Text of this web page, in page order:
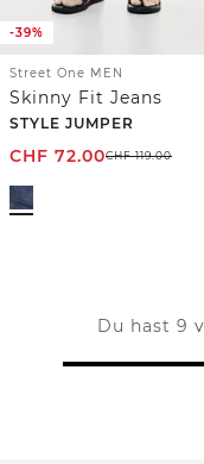
-39%
Street One MEN
Skinny Fit Jeans
STYLE JUMPER
CHF 72.00CHF119.00
Du hast 9